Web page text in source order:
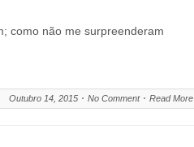
como não me surpreenderam
Outubro 14, 2015 No Comment Read More